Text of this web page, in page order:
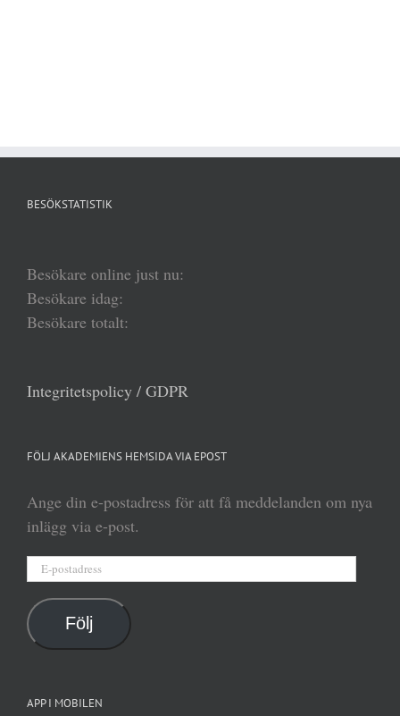
BESÖKSTATISTIK
Besökare online just nu:
Besökare idag:
Besökare totalt:
Integritetspolicy / GDPR
FÖLJ AKADEMIENS HEMSIDA VIA EPOST
Ange din e-postadress för att få meddelanden om nya
inlägg via e-post.
postadress
Följ
APP I MOBILEN